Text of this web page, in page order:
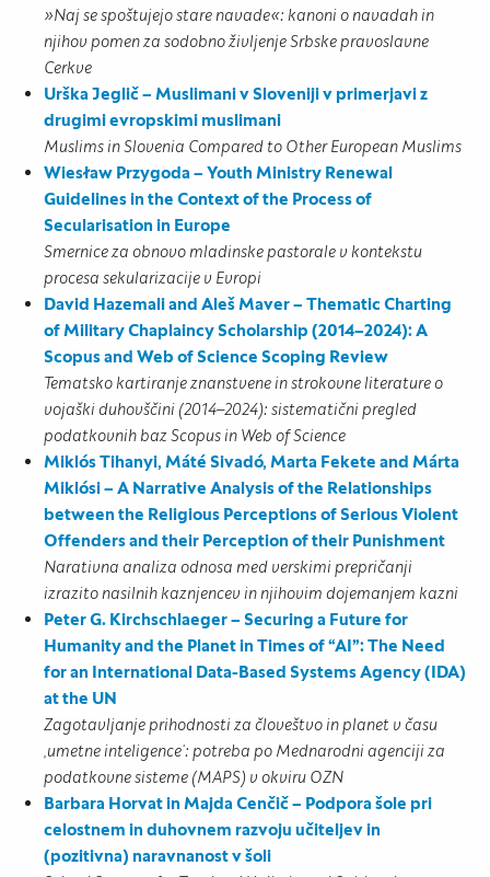
»Naj se spoštujejo stare navade«: kanoni o navadah in
njihov pomen za sodobno življenje Srbske pravoslavne
Cerkve
Urška Jeglič – Muslimani v Sloveniji v primerjavi z
drugimi evropskimi muslimani
Muslims in Slovenia Compared to Other European Muslims
Wiesław Przygoda – Youth Ministry Renewal
Guidelines in the Context of the Process of
Secularisation in Europe
Smernice za obnovo mladinske pastorale v kontekstu
procesa sekularizacije v Evropi
David Hazemali and Aleš Maver – Thematic Charting
of Military Chaplaincy Scholarship (2014–2024): A
Scopus and Web of Science Scoping Review
Tematsko kartiranje znanstvene in strokovne literature o
vojaški duhovščini (2014–2024): sistematični pregled
podatkovnih baz Scopus in Web of Science
Miklós Tihanyi, Máté Sivadó, Marta Fekete and Márta
Miklósi – A Narrative Analysis of the Relationships
between the Religious Perceptions of Serious Violent
Offenders and their Perception of their Punishment
Narativna analiza odnosa med verskimi prepričanji
izrazito nasilnih kaznjencev in njihovim dojemanjem kazni
Peter G. Kirchschlaeger – Securing a Future for
Humanity and the Planet in Times of “AI”: The Need
for an International Data-Based Systems Agency (IDA)
at the UN
Zagotavljanje prihodnosti za človeštvo in planet v času
‚umetne inteligence‘: potreba po Mednarodni agenciji za
podatkovne sisteme (MAPS) v okviru OZN
Barbara Horvat in Majda Cenčič – Podpora šole pri
celostnem in duhovnem razvoju učiteljev in
(pozitivna) naravnanost v šoli